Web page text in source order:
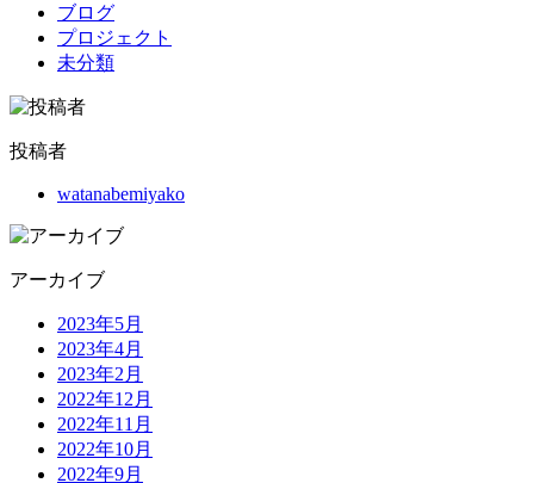
ブログ
プロジェクト
未分類
投稿者
watanabemiyako
アーカイブ
2023年5月
2023年4月
2023年2月
2022年12月
2022年11月
2022年10月
2022年9月